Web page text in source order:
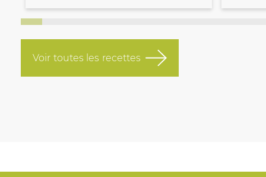
Voir toutes les recettes